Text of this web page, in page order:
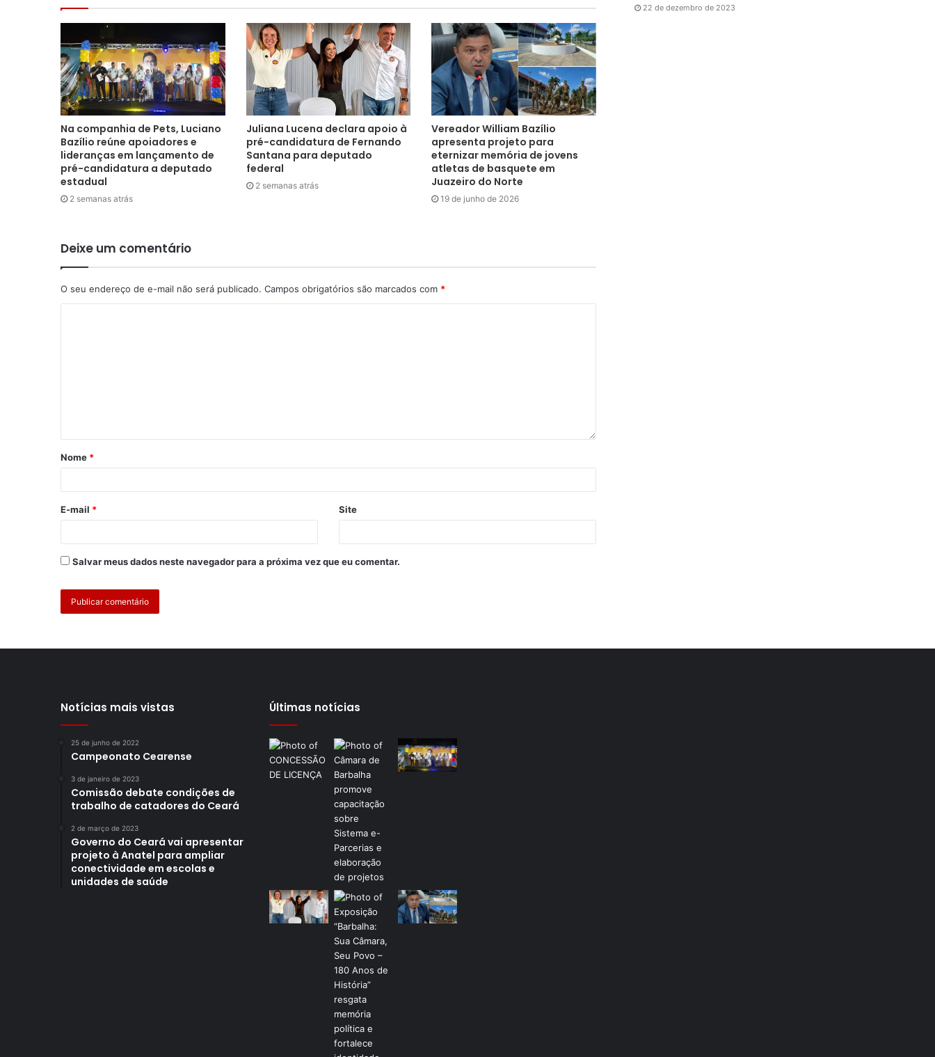
Na companhia de Pets, Luciano
Bazílio reúne apoiadores e
lideranças em lançamento de
pré-candidatura a deputado
estadual
2 semanas atrás
Juliana Lucena declara apoio à
pré-candidatura de Fernando
Santana para deputado
federal
2 semanas atrás
Vereador William Bazílio
apresenta projeto para
eternizar memória de jovens
atletas de basquete em
Juazeiro do Norte
19 de junho de 2026
Deixe um comentário
O seu endereço de e-mail não será publicado. Campos obrigatórios são marcados com *
Nome *
E-mail * Site
Salvar meus dados neste navegador para a próxima vez que eu comentar.
22 de dezembro de 2023
Notícias mais vistas
25 de junho de 2022
Campeonato Cearense
3 de janeiro de 2023
Comissão debate condições de
trabalho de catadores do Ceará
2 de março de 2023
Governo do Ceará vai apresentar
projeto à Anatel para ampliar
conectividade em escolas e
unidades de saúde
Últimas notícias